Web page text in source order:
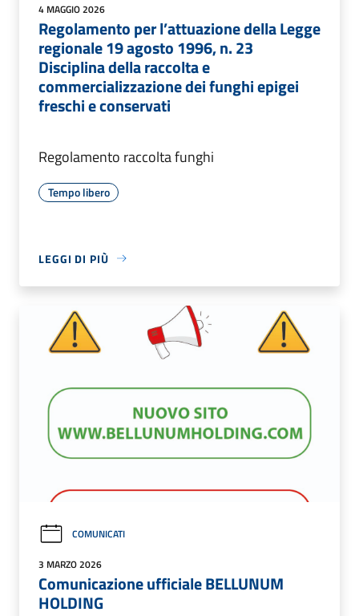
4 MAGGIO 2026
Regolamento per l’attuazione della Legge
regionale 19 agosto 1996, n. 23
Disciplina della raccolta e
commercializzazione dei funghi epigei
freschi e conservati
Regolamento raccolta funghi
Tempo libero
LEGGI DI PIÙ
COMUNICATI
3 MARZO 2026
Comunicazione ufficiale BELLUNUM
HOLDING